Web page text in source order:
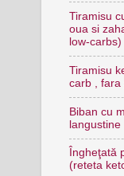
Tiramisu
oua si
low-carbs)
Tiramisu
carb , fara
Biban cu
langustine
Îngheţată
(reteta